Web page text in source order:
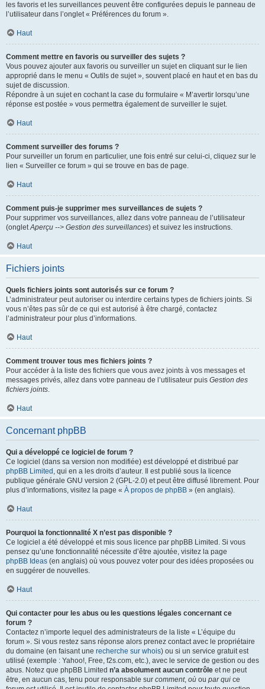
les favoris et les surveillances peuvent être configurées depuis le panneau de
l’utilisateur dans l’onglet « Préférences du forum ».
Haut
Comment mettre en favoris ou surveiller des sujets ?
Vous pouvez ajouter aux favoris ou surveiller un sujet en cliquant sur le lien
approprié dans le menu « Outils de sujet », souvent placé en haut et en bas du
sujet de discussion.
Répondre à un sujet en cochant la case du formulaire « M’avertir lorsqu’une
réponse est postée » vous permettra également de surveiller le sujet.
Haut
Comment surveiller des forums ?
Pour surveiller un forum en particulier, une fois entré sur celui-ci, cliquez sur le
lien « Surveiller ce forum » qui se trouve en bas de page.
Haut
Comment puis-je supprimer mes surveillances de sujets ?
Pour supprimer vos surveillances, allez dans votre panneau de l’utilisateur
(ongletAperçu --> Gestion des surveillances) et suivez les instructions.
Haut
Fichiers joints
Quels fichiers joints sont autorisés sur ce forum ?
L’administrateur peut autoriser ou interdire certains types de fichiers joints. Si
vous n’êtes pas sûr de ce qui est autorisé à être chargé, contactez
l’administrateur pour plus d’informations.
Haut
Comment trouver tous mes fichiers joints ?
Pour accéder à la liste des fichiers que vous avez joints à vos messages et
messages privés, allez dans votre panneau de l’utilisateur puis Gestion des
fichiers joints.
Haut
Concernant phpBB
Qui a développé ce logiciel de forum ?
Ce logiciel (dans sa version non modifiée) est développé et distribué par
phpBB Limited , qui en a les droits d’auteur. Il est publié sous la licence
publique générale GNU version 2 (GPL-2.0) et peut être diffusé librement. Pour
plus d’informations, visitez la page « À propos de phpBB » (en anglais).
Haut
Pourquoi la fonctionnalité X n’est pas disponible ?
Ce logiciel a été développé et mis sous licence par phpBB Limited. Si vous
pensez qu’une fonctionnalité nécessite d’être ajoutée, visitez la page
phpBB Ideas (en anglais) où vous pouvez voter pour des idées proposées ou
en suggérer de nouvelles.
Haut
Qui contacter pour les abus ou les questions légales concernant ce
forum ?
Contactez n’importe lequel des administrateurs de la liste « L’équipe du
forum ». Si vous restez sans réponse alors prenez contact avec le propriétaire
du domaine (en faisant une recherche sur whois) ou si un service gratuit est
utilisé (exemple : Yahoo!, Free, f2s.com, etc.), avec le service de gestion ou des
abus. Notez que phpBB Limited n’a absolument aucun contrôle et ne peut
être, en aucun cas, tenu pour responsable sur comment, où ou par qui ce